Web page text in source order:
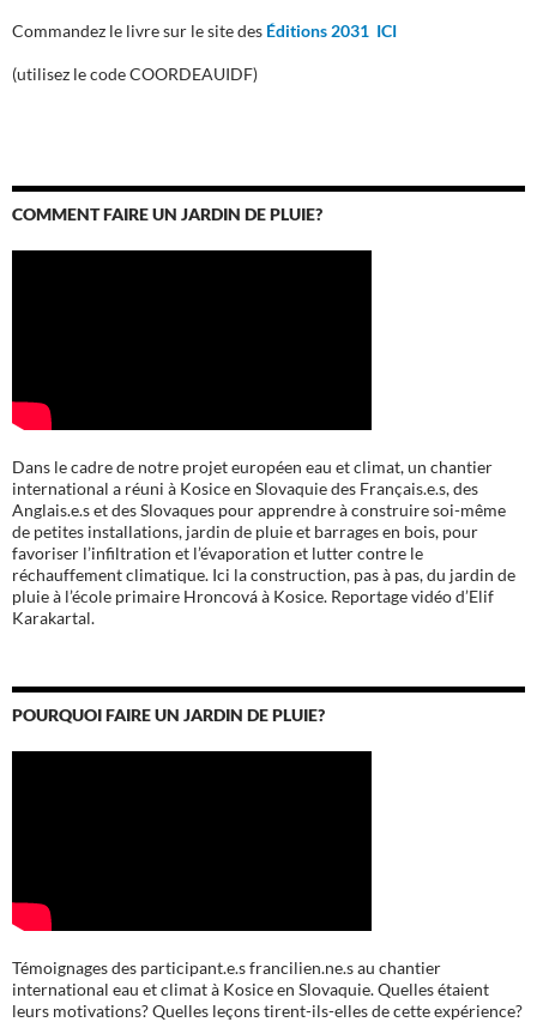
Commandez le livre sur le site des Éditions 2031 ICI
(utilisez le code COORDEAUIDF)
COMMENT FAIRE UN JARDIN DE PLUIE?
Dans le cadre de notre projet européen eau et climat, un chantier
international a réuni à Kosice en Slovaquie des Français.e.s, des
Anglais.e.s et des Slovaques pour apprendre à construire soi-même
de petites installations, jardin de pluie et barrages en bois, pour
favoriser l’infiltration et l’évaporation et lutter contre le
réchauffement climatique. Ici la construction, pas à pas, du jardin de
pluie à l’école primaire Hroncová à Kosice. Reportage vidéo d’Elif
Karakartal.
POURQUOI FAIRE UN JARDIN DE PLUIE?
Témoignages des participant.e.s francilien.ne.s au chantier
international eau et climat à Kosice en Slovaquie. Quelles étaient
leurs motivations? Quelles leçons tirent-ils-elles de cette expérience?